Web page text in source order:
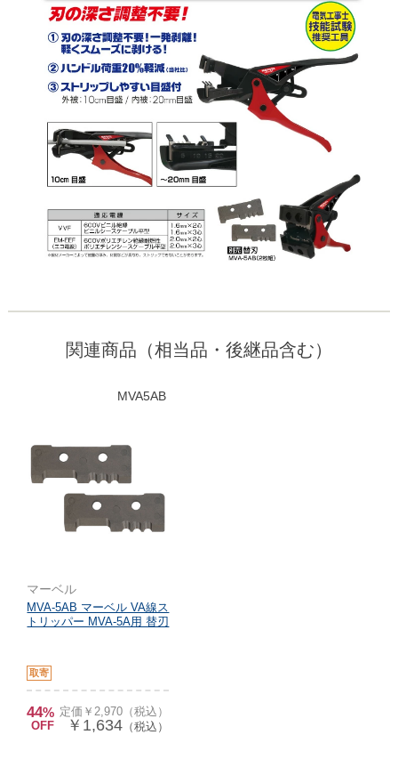
関連商品（相当品・後継品含む）
MVA5AB
マーベル
MVA-5AB マーベル VA線ス
トリッパー MVA-5A用 替刃
取寄
44%
OFF
定価￥2,970（税込）
￥1,634 （税込）